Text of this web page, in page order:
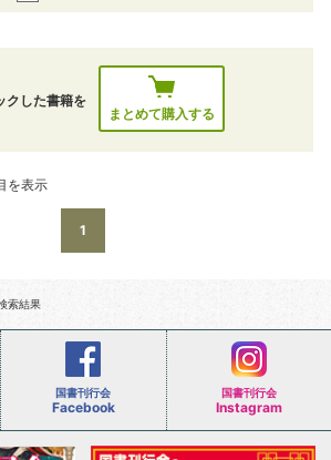
クした書籍を
まとめて購入する
を表示
1
索結果
国書刊行会
Facebook
国書刊行会
Instagram